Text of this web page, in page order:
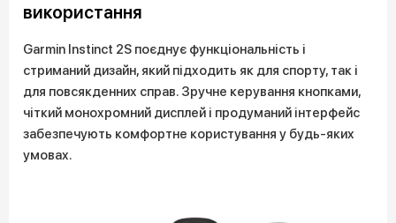
використання
Garmin Instinct 2S поєднує функціональність і
стриманий дизайн, який підходить як для спорту, так і
для повсякденних справ. Зручне керування кнопками,
чіткий монохромний дисплей і продуманий інтерфейс
забезпечують комфортне користування у будь-яких
умовах.